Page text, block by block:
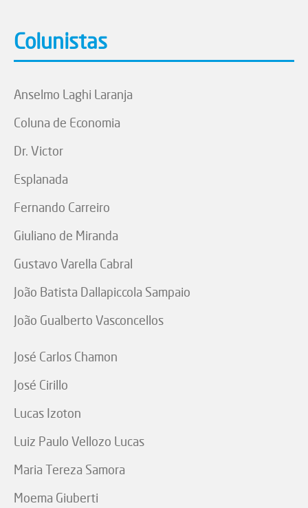
Colunistas
Anselmo Laghi Laranja
Coluna de Economia
Dr. Victor
Esplanada
Fernando Carreiro
Giuliano de Miranda
Gustavo Varella Cabral
João Batista Dallapiccola Sampaio
João Gualberto Vasconcellos
José Carlos Chamon
José Cirillo
Lucas Izoton
Luiz Paulo Vellozo Lucas
Maria Tereza Samora
Moema Giuberti